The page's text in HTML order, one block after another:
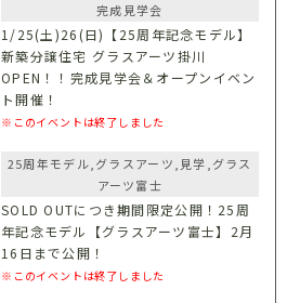
完成見学会
1/25(土)26(日)【25周年記念モデル】
新築分譲住宅 グラスアーツ掛川
OPEN！！完成見学会＆オープンイベン
ト開催！
※このイベントは終了しました
25周年モデル,グラスアーツ,見学,グラス
アーツ富士
SOLD OUTにつき期間限定公開！25周
年記念モデル【グラスアーツ富士】2月
16日まで公開！
※このイベントは終了しました